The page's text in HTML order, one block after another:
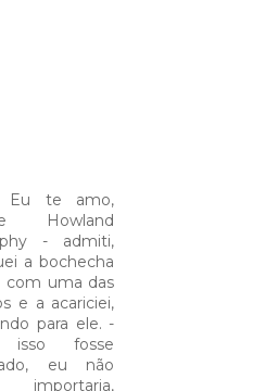
Eu te amo,
Howland
- admiti,
a bochecha
com uma das
e a acariciei,
para ele. -
isso fosse
eu não
importaria,